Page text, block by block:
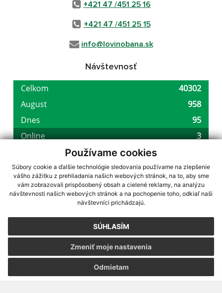
Používame cookies
Súbory cookie a ďalšie technológie sledovania používame na zlepšenie
vášho zážitku z prehliadania našich webových stránok, na to, aby sme
vám zobrazovali prispôsobený obsah a cielené reklamy, na analýzu
návštevnosti našich webových stránok a na pochopenie toho, odkiaľ naši
návštevníci prichádzajú.
SÚHLASÍM
Odmietam
Zmeniť moje nastavenia
+421 47 /451 25 16
+421 47 /451 25 15
info@lovinobana.sk
Návštevnosť
využite možnosť získavania aktuálnych informácií s využitím RSS
CMS systém (redakčný) systém ECHELON 2,Mapa stránok,web portál
webex.digital, s.r.o.,domény,registrácia domény
Posledná aktualizácia:07.08.2026
Vytlačiť stránku|Vyhlásenie o prístupnosti